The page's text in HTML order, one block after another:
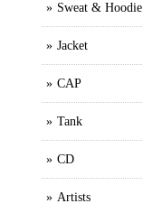
Sweat & Hoodie
Jacket
CAP
Tank
CD
Artists